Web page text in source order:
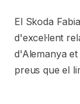
El Skoda
d'excel·lent
d'Alemanya
preus que el